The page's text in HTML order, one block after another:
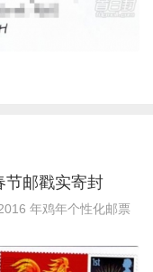
节邮戳实寄封
年鸡年个性化邮票